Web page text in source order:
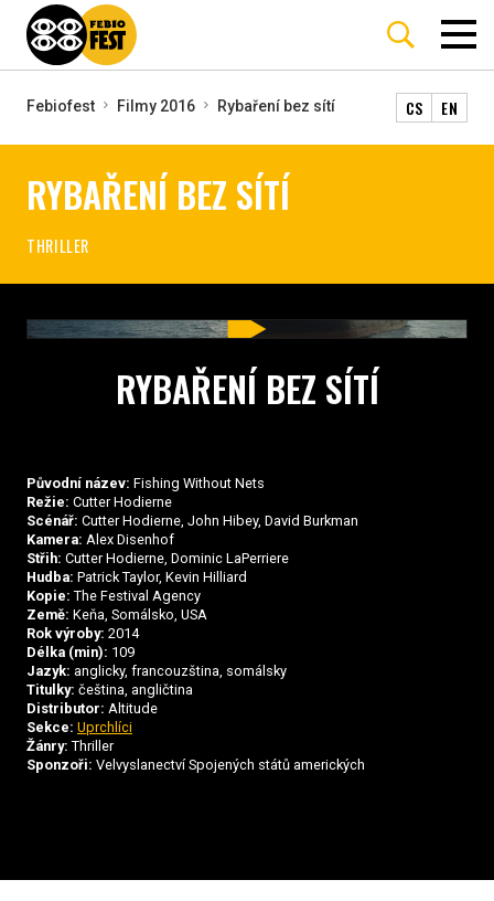
Febiofest Filmy 2016 Rybaření bez sítí CS EN
RYBAŘENÍ BEZ SÍTÍ
THRILLER
RYBAŘENÍ BEZ SÍTÍ
Původní název: Fishing Without Nets
Režie: Cutter Hodierne
Scénář: Cutter Hodierne, John Hibey, David Burkman
Kamera: Alex Disenhof
Střih: Cutter Hodierne, Dominic LaPerriere
Hudba: Patrick Taylor, Kevin Hilliard
Kopie: The Festival Agency
Země: Keňa, Somálsko, USA
Rok výroby: 2014
Délka (min): 109
Jazyk: anglicky, francouzština, somálsky
Titulky: čeština, angličtina
Distributor: Altitude
Sekce: Uprchlíci
Žánry: Thriller
Sponzoři: Velvyslanectví Spojených států amerických